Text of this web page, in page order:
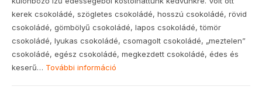
kerek csokoládé, szögletes csokoládé, hosszú csokoládé, rövid
csokoládé, gömbölyű csokoládé, lapos csokoládé, tömör
csokoládé, lyukas csokoládé, csomagolt csokoládé, „meztelen”
csokoládé, egész csokoládé, megkezdett csokoládé, édes és
keserű… További információ